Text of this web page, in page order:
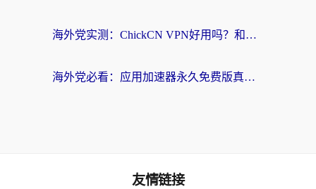
海外党实测：ChickCN VPN好用吗？和OurPlay VPN对比哪个回国效果更好？附避坑指南
海外党必看：应用加速器永久免费版真的靠谱吗？教你选对回国加速器无缝刷国内资源
友情链接